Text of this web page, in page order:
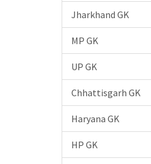
Jharkhand GK
MP GK
UP GK
Chhattisgarh GK
Haryana GK
HP GK